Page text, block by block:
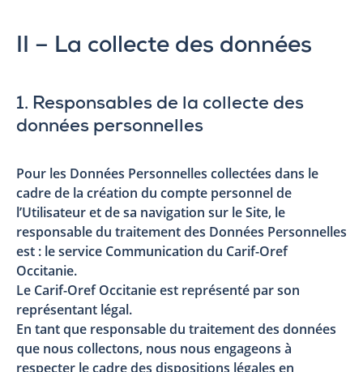
II – La collecte des données
1. Responsables de la collecte des
données personnelles
Pour les Données Personnelles collectées dans le
cadre de la création du compte personnel de
l’Utilisateur et de sa navigation sur le Site, le
responsable du traitement des Données Personnelles
est : le service Communication du Carif-Oref
Occitanie.
Le Carif-Oref Occitanie est représenté par son
représentant légal.
En tant que responsable du traitement des données
que nous collectons, nous nous engageons à
respecter le cadre des dispositions légales en